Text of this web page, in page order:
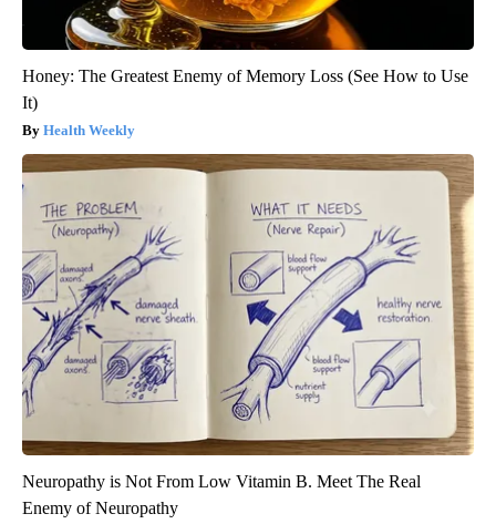
Honey: The Greatest Enemy of Memory Loss (See How to Use
It)
Health Weekly
Neuropathy is Not From Low Vitamin B. Meet The Real
Enemy of Neuropathy